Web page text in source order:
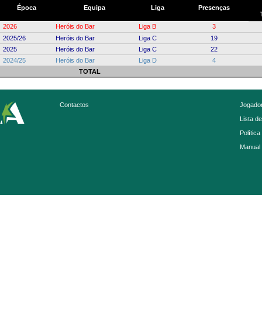
Época Equipa Liga
Presenças
2026
Heróis do Bar Liga B
3
2025/26
Heróis do Bar Liga C
19
2025
Heróis do Bar Liga C
22
2024/25
Heróis do Bar Liga D
4
TOTAL
Contactos
Lista
Política